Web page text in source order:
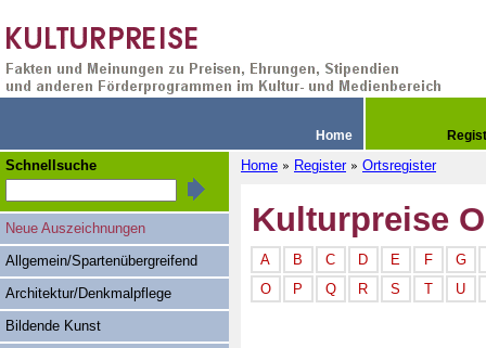
Home
Home » Register » Ortsregister
Kulturpreise
A B C D E F
G
O
P Q R S T U
Schnellsuche
Neue Auszeichnungen
Allgemein/Spartenübergreifend
Architektur/Denkmalpflege
Bildende Kunst